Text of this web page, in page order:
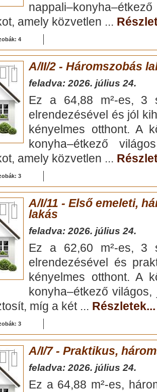
amely közvetlen ...
4
A/II/2 - Háromszobás
feladva: 2026. július 24.
Ez a 64,88 m²-es, 3
elrendezésével és jól
kényelmes otthont. A
konyha–étkező
amely közvetlen ...
3
A/I/11 - Első emeleti,
lakás
feladva: 2026. július 24.
Ez a 62,60 m²-es, 3
elrendezésével és
kényelmes otthont. A
konyha–étkező
míg a két ... Részletek...
3
A/I/7 - Praktikus,
feladva: 2026. július 24.
Ez a 64,88 m²-es,